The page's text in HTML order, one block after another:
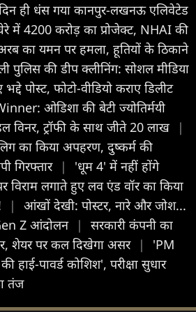
ही धंस गया कानपुर-लखनऊ एलिवेटेड
में 4200 करोड़ का प्रोजेक्ट, NHAI की
का यमन पर हमला, हूतियों के ठिकाने
पुलिस की डीप क्लीनिंग: सोशल मीडिया
पोस्ट, फोटो-वीडियो कराए डिलीट
ओडिशा की बेटी ज्योतिर्मयी
विनर, ट्रॉफी के साथ जीते 20 लाख
|
का किया अपहरण, दुष्कर्म की
गिरफ्तार |
'धूम 4' में नहीं होंगे
विराम लगाते हुए लव एंड वॉर का किया
|
आंखों देखी: पोस्टर, नारे और जोश...
Z आंदोलन |
सरकारी कंपनी का
शेयर पर कल दिखेगा असर |
'PM
हाई-पावर्ड कोशिश', परीक्षा सुधार
तंज